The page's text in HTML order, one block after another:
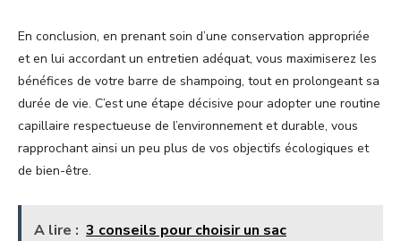
En conclusion, en prenant soin d’une conservation appropriée
et en lui accordant un entretien adéquat, vous maximiserez les
bénéfices de votre barre de shampoing, tout en prolongeant sa
durée de vie. C’est une étape décisive pour adopter une routine
capillaire respectueuse de l’environnement et durable, vous
rapprochant ainsi un peu plus de vos objectifs écologiques et
de bien-être.
A lire : 3 conseils pour choisir un sac